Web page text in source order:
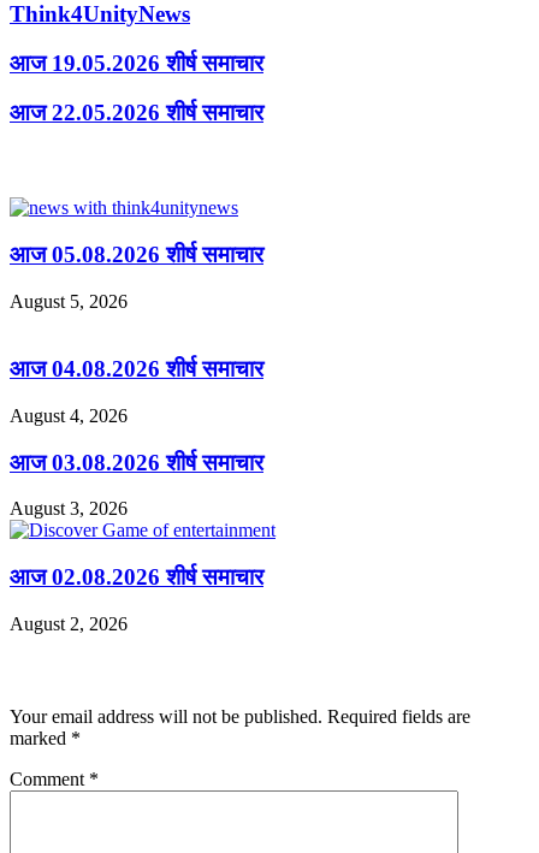
Think4UnityNews
आज 19.05.2026 शीर्ष समाचार
आज 22.05.2026 शीर्ष समाचार
आज 05.08.2026 शीर्ष समाचार
August 5, 2026
आज 04.08.2026 शीर्ष समाचार
August 4, 2026
आज 03.08.2026 शीर्ष समाचार
August 3, 2026
आज 02.08.2026 शीर्ष समाचार
August 2, 2026
Your email address will not be published. Required fields are
marked *
Comment *